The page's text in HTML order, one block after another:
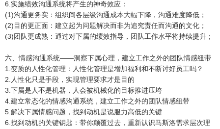
6.实施绩效沟通系统将产生的神奇效应：
(1)沟通更务实：组织间各层级沟通成本大幅下降，沟通难度降低；
(2)目的更正面：建立起为问题解决而非为追究责任而沟通的文化；
(3)团队更成熟：通过对下属的绩效指导，团队工作水平将持续提升；
六、情感沟通系统——洞察下属心理，建立工作之外的团队情感纽带
1.变质的人性化管理：人性化管理是增加福利和不断讨好员工吗？
2.人性化只是手段，实现管理要求才是目的
3.下属是人不是机器，人会被机械化的目标推进压垮
4.建立常态化的情感沟通系统，建立工作之外的团队情感纽带
5.解决下属情感问题，找到动机是说服力高低的关键
6.找到动机的关键钥匙：带你颠覆过去，重新认识马斯洛需求层次理